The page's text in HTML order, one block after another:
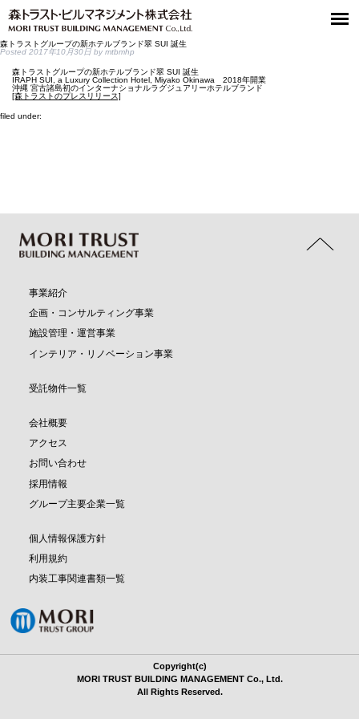
森トラストグループの新ホテルブランド翠 SUI 誕生
Posted 2017年10月30日 by mtbmhp
森トラストグループの新ホテルブランド翠 SUI 誕生
IRAPH SUI, a Luxury Collection Hotel, Miyako Okinawa 2018年開業
沖縄 宮古諸島初のインターナショナルラグジュアリーホテルブランド
[森トラストのプレスリリース]
filed under:
事業紹介
企画・コンサルティング事業
施設管理・運営事業
インテリア・リノベーション事業
受託物件一覧
会社概要
アクセス
お問い合わせ
採用情報
グループ主要企業一覧
個人情報保護方針
利用規約
内装工事関連書類一覧
Copyright(c)
MORI TRUST BUILDING MANAGEMENT Co., Ltd.
All Rights Reserved.